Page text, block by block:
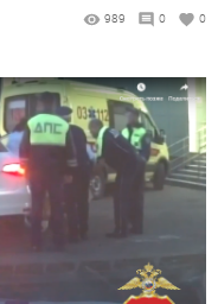
989 0 0